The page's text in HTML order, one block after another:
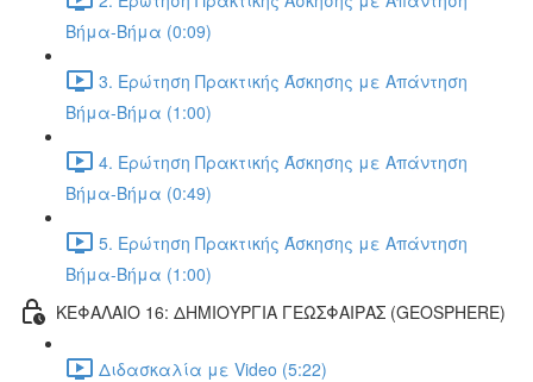
Βήμα-Βήμα (0:09)
3. Ερώτηση Πρακτικής Άσκησης με Απάντηση
Βήμα-Βήμα (1:00)
4. Ερώτηση Πρακτικής Άσκησης με Απάντηση
Βήμα-Βήμα (0:49)
5. Ερώτηση Πρακτικής Άσκησης με Απάντηση
Βήμα-Βήμα (1:00)
ΚΕΦΑΛΑΙΟ 16: ΔΗΜΙΟΥΡΓΙΑ ΓΕΩΣΦΑΙΡΑΣ (GEOSPHERE)
Διδασκαλία με Video (5:22)